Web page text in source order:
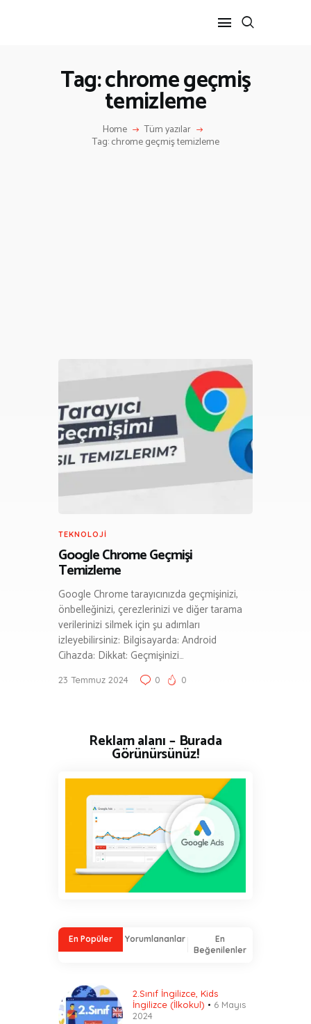
Tag: chrome geçmiş
temizleme
Home Tüm yazılar
Tag: chrome geçmiş temizleme
ANA SAYFA
İLETIŞIM
TEKNOLOJI
Google Chrome Geçmişi
Temizleme
Google Chrome tarayıcınızda geçmişinizi,
önbelleğinizi, çerezlerinizi ve diğer tarama
verilerinizi silmek için şu adımları
izleyebilirsiniz: Bilgisayarda: Android
Cihazda: Dikkat: Geçmişinizi…
23 Temmuz 2024 0 0
Reklam alanı – Burada
Görünürsünüz!
En Popüler Yorumlananlar
En
Beğenilenler
2.Sınıf İngilizce Kids
İngilizce (İlkokul)
6 Mayıs
2024